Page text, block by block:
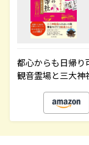
都心からも日帰り
観音霊場と三大神